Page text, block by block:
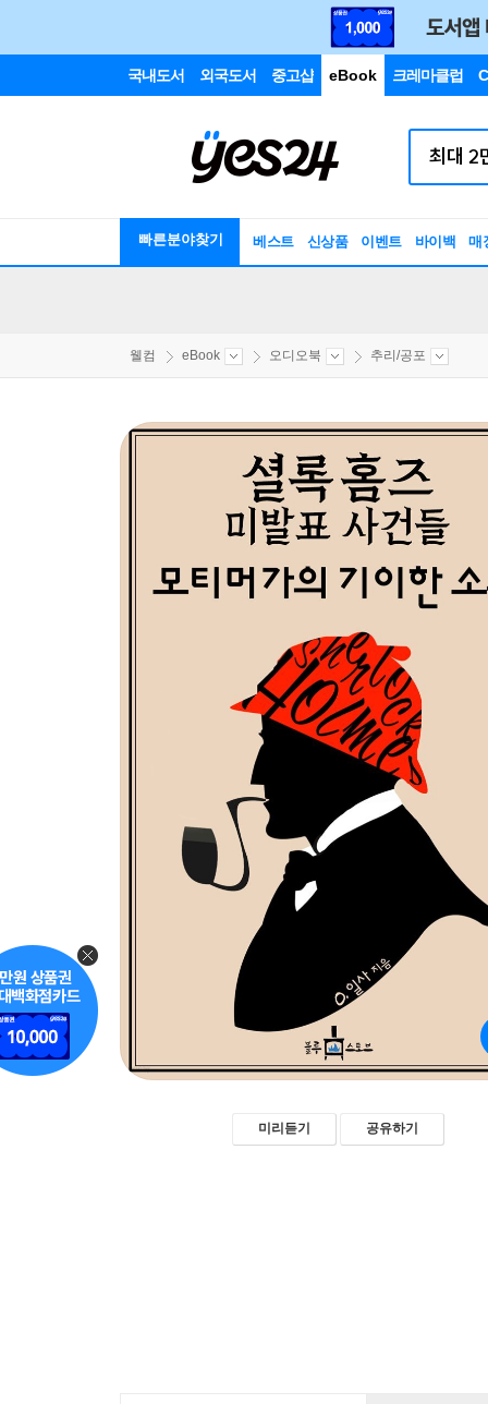
국내도서 외국도서 중고샵 eBook 크레마클럽
빠른분야찾기 베스트 신상품 이벤트 바이백 매
웰컴 eBook 오디오북 추리/공포
미리듣기 공유하기